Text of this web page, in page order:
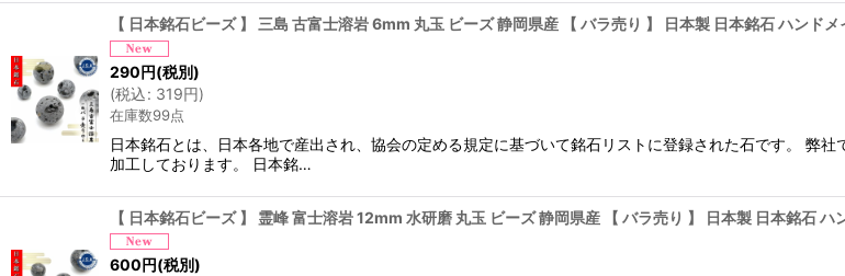
【 日本銘石ビーズ 】 三島 古富士溶岩 6mm 丸玉 ビーズ 静岡県産 【 バラ売り 】 日本製 日本銘石 ハンド
290円(税別)
(税込: 319円)
在庫数99点
日本銘石とは、日本各地で産出され、協会の定める規定に基づいて銘石リストに登録された石です。 弊
加工しております。 日本銘…
【 日本銘石ビーズ 】 霊峰 富士溶岩 12mm 水研磨 丸玉 ビーズ 静岡県産 【 バラ売り 】 日本製 日本銘石
600円(税別)